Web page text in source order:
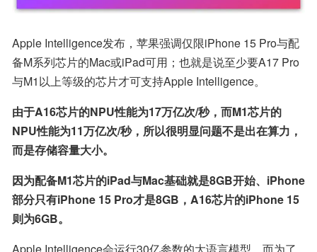
Apple Intelligence发布，苹果强调仅限iPhone 15 Pro与配
备M系列芯片的Mac或iPad可用；也就是说至少要A17 Pro
与M1以上等级的芯片才可支持Apple Intelligence。
由于A16芯片的NPU性能为17万亿次/秒，而M1芯片的
NPU性能为11万亿次/秒，所以很明显问题不是出在算力，
而是存储容量大小。
因为配备M1芯片的iPad与Mac基础就是8GB开始、iPhone
部分只有iPhone 15 Pro才是8GB，A16芯片的iPhone 15
则为6GB。
Apple Intelligence会运行30亿参数的大语言模型，而为了